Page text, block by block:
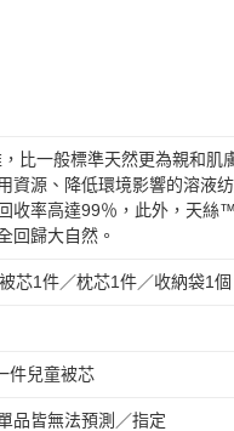
一般標準天然更為親和肌
資源、降低環境影響的溶液
收率高達99％，此外，天絲
回歸大自然。
芯1件／枕芯1件／收納袋1個
件兒童被芯
品皆無法預測／指定